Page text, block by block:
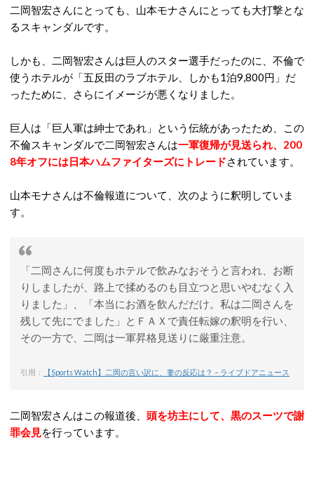
二岡智宏さんにとっても、山本モナさんにとっても大打撃とな
るスキャンダルです。
しかも、二岡智宏さんは巨人のスター選手だったのに、不倫で
使うホテルが「五反田のラブホテル、しかも1泊9,800円」だ
ったために、さらにイメージが悪くなりました。
巨人は「巨人軍は紳士であれ」という伝統があったため、この
不倫スキャンダルで二岡智宏さんは一軍復帰が見送られ、 200
8年オフには日本ハムファイターズにトレードされています。
山本モナさんは不倫報道について、次のように釈明していま
す。
「二岡さんに何度もホテルで飲みなおそうと言われ、お断
りしましたが、路上で揉めるのも目立つと思いやむなく入
りました」、「本当にお酒を飲んだだけ。私は二岡さんを
残して先にでました」とＦＡＸで責任転嫁の釈明を行い、
その一方で、二岡は一軍昇格見送りに厳重注意。
引用： 【Sports Watch】二岡の言い訳に、妻の反応は？ – ライブドアニュース
二岡智宏さんはこの報道後、 頭を坊主にして、黒のスーツで謝
罪会見を行っています。